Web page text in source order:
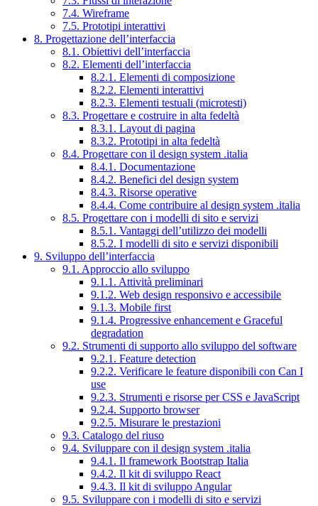
7.4. Wireframe
7.5. Prototipi interattivi
8. Progettazione dell’interfaccia
8.1. Obiettivi dell’interfaccia
8.2. Elementi dell’interfaccia
8.2.1. Elementi di composizione
8.2.2. Elementi interattivi
8.2.3. Elementi testuali (microtesti)
8.3. Progettare e costruire in alta fedeltà
8.3.1. Layout di pagina
8.3.2. Prototipi in alta fedeltà
8.4. Progettare con il design system .italia
8.4.1. Documentazione
8.4.2. Benefici del design system
8.4.3. Risorse operative
8.4.4. Come contribuire al design system .italia
8.5. Progettare con i modelli di sito e servizi
8.5.1. Vantaggi dell’utilizzo dei modelli
8.5.2. I modelli di sito e servizi disponibili
9. Sviluppo dell’interfaccia
9.1. Approccio allo sviluppo
9.1.1. Attività preliminari
9.1.2. Web design responsivo e accessibile
9.1.3. Mobile first
9.1.4. Progressive enhancement e Graceful
degradation
9.2. Strumenti di supporto allo sviluppo del software
9.2.1. Feature detection
9.2.2. Verificare le feature disponibili con Can I
use
9.2.3. Strumenti e risorse per CSS e JavaScript
9.2.4. Supporto browser
9.2.5. Misurare le prestazioni
9.3. Catalogo del riuso
9.4. Sviluppare con il design system .italia
9.4.1. Il framework Bootstrap Italia
9.4.2. Il kit di sviluppo React
9.4.3. Il kit di sviluppo Angular
9.5. Sviluppare con i modelli di sito e servizi